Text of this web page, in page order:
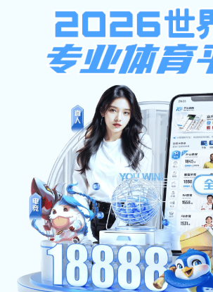
安博体育-安博
首页
当前位置：首页> 新闻动态> 正文